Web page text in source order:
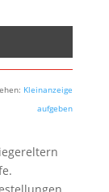
Kleinanzeige
aufgeben